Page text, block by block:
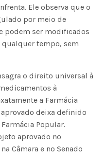
Ele observa que o
por meio de
podem ser modificados
qualquer tempo, sem
o direito universal à
à
a Farmácia
deixa definido
Popular.
aprovado no
Câmara e no Senado